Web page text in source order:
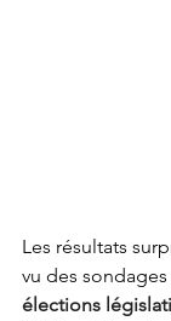
Les résultats
vu des
élections